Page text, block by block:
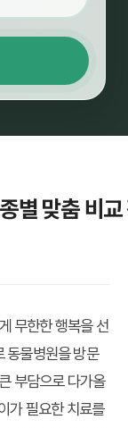
별 맞춤 비교
무한한 행복을 선
동물병원을 방문
부담으로 다가올
가 필요한 치료를